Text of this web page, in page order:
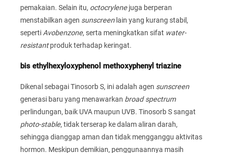
pemakaian. Selain itu, octocrylenejuga berperan
menstabilkan agen sunscreenlain yang kurang stabil,
seperti Avobenzone, serta meningkatkan sifat water-
resistantproduk terhadap keringat.
bis ethylhexyloxyphenol methoxyphenyl triazine
Dikenal sebagai Tinosorb S, ini adalah agen sunscreen
generasi baru yang menawarkan broad spectrum
perlindungan, baik UVA maupun UVB. Tinosorb S sangat
photo-stable, tidak terserap ke dalam aliran darah,
sehingga dianggap aman dan tidak mengganggu aktivitas
hormon. Meskipun demikian, penggunaannya masih